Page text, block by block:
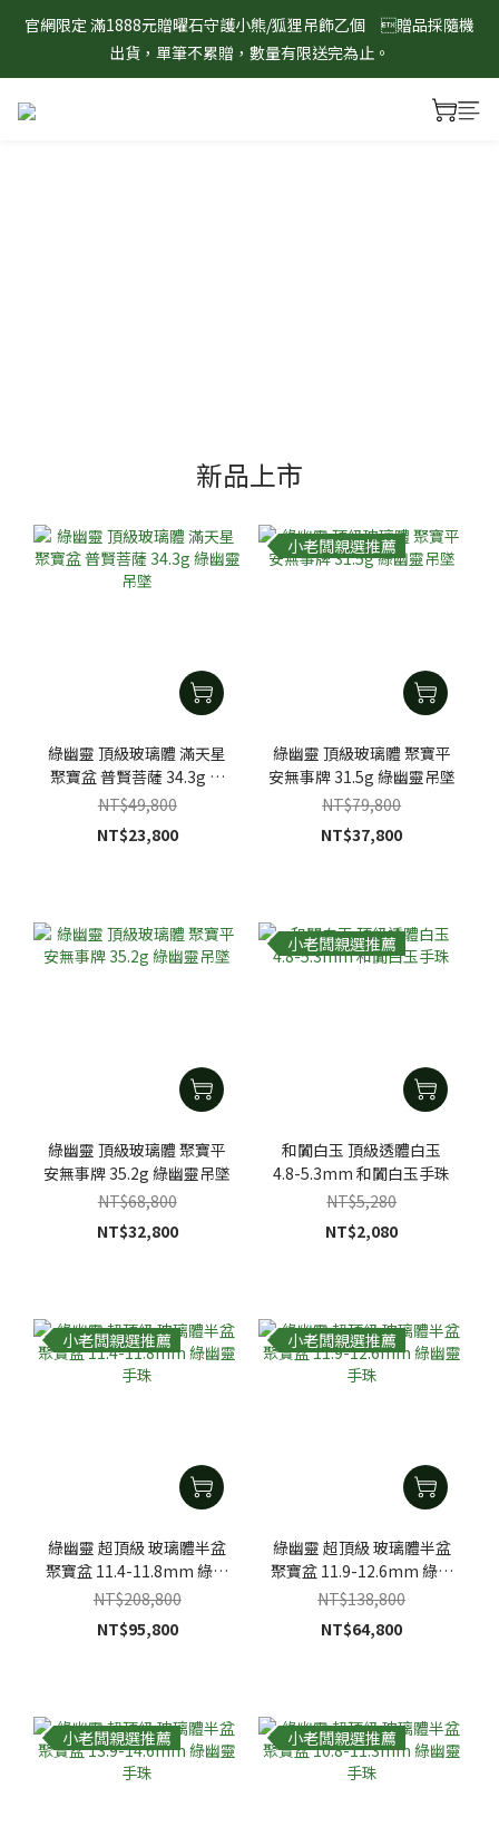
8/1-8/31 淨心護運 全館8折起 記得將商品加入購物車查看最終折
扣金額！
8/1-8/31 淨心護運 全館8折起 記得將商品加入購物車查看最終折
扣金額！
新品上市
綠幽靈 頂級玻璃體 滿天星
聚寶盆 普賢菩薩 34.3g 綠
幽靈吊墜
NT$49,800
NT$23,800
小老闆親選推薦
綠幽靈 頂級玻璃體 聚寶平
安無事牌 31.5g 綠幽靈吊墜
NT$79,800
NT$37,800
綠幽靈 頂級玻璃體 聚寶平
安無事牌 35.2g 綠幽靈吊墜
NT$68,800
NT$32,800
小老闆親選推薦
和闐白玉 頂級透體白玉
4.8-5.3mm 和闐白玉手珠
NT$5,280
NT$2,080
小老闆親選推薦
綠幽靈 超頂級 玻璃體半盆
聚寶盆 11.4-11.8mm 綠幽
靈手珠
NT$208,800
NT$95,800
小老闆親選推薦
綠幽靈 超頂級 玻璃體半盆
聚寶盆 11.9-12.6mm 綠幽
靈手珠
NT$138,800
NT$64,800
小老闆親選推薦 小老闆親選推薦